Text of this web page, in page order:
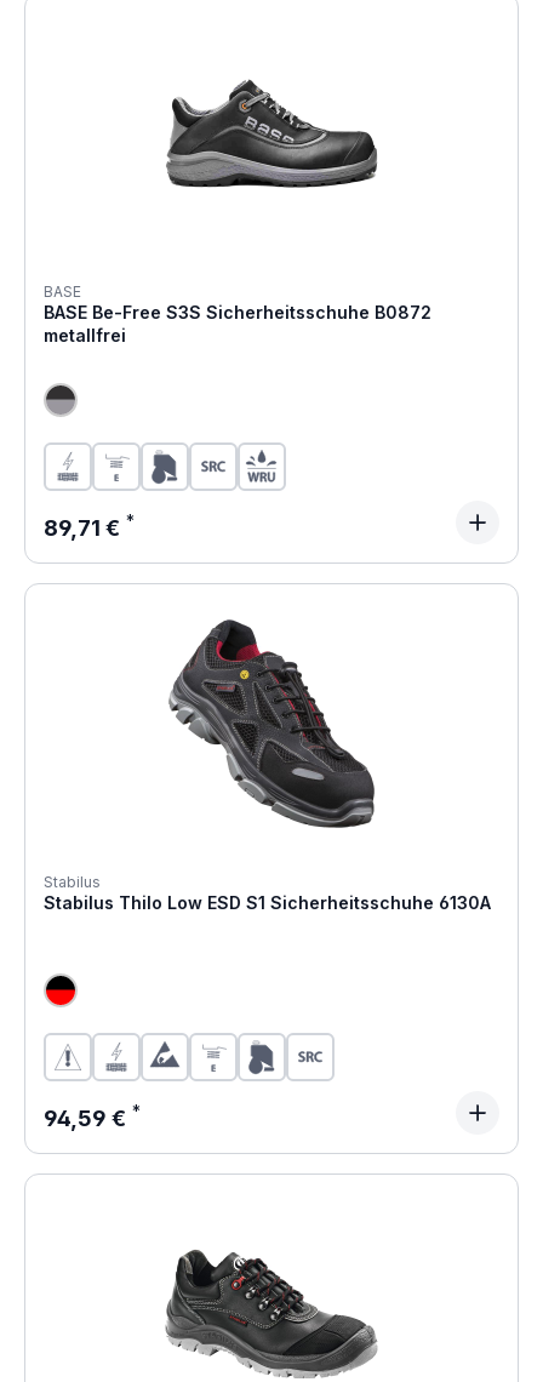
BASE
BASE Be-Free S3S Sicherheitsschuhe B0872
metallfrei
Regulärer Preis:
89,71 €
Stabilus
Stabilus Thilo Low ESD S1 Sicherheitsschuhe 6130A
Regulärer Preis:
94,59 €